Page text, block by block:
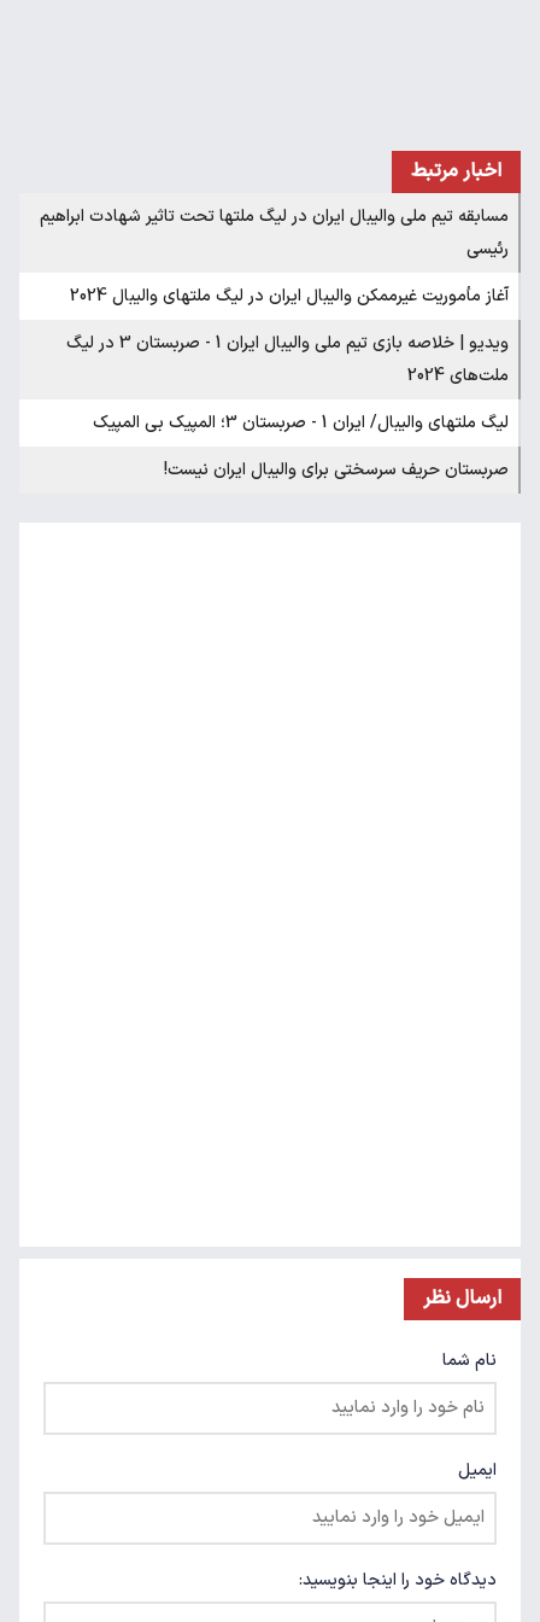
اخبار مرتبط
مسابقه تیم ملی والیبال ایران در لیگ ملتها تحت تاثیر شهادت ابراهیم
رئیسی
آغاز مأموریت غیرممکن والیبال ایران در لیگ ملتهای والیبال 2024
ویدیو | خلاصه بازی تیم ملی والیبال ایران 1 - صربستان 3 در لیگ
ملت‌های 2024
لیگ ملتهای والیبال/ ایران 1 - صربستان 3؛ المپیک بی المپیک
صربستان حریف سرسختی برای والیبال ایران نیست!
ارسال نظر
نام شما
ایمیل
دیدگاه خود را اینجا بنویسید: